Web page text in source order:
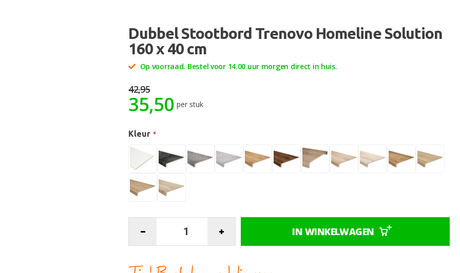
Dubbel Stootbord Trenovo Homeline Solution
160 x 40 cm
Op voorraad. Bestel voor 14.00 uur morgen direct in huis.
42,95
35,50 per stuk
Kleur
IN WINKELWAGEN